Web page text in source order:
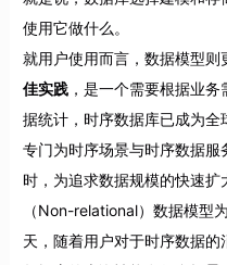
使用它做什么。
就用户使用而言，数据模型则
佳实践，是一个需要根据业务
据统计，时序数据库已成为全
专门为时序场景与时序数据
时，为追求数据规模的快速扩
（Non-relational）数据模型
天，随着用户对于时序数据